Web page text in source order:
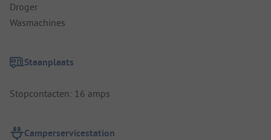
Droger
Wasmachines
Staanplaats
Stopcontacten: 16 amps
Camperservicestation